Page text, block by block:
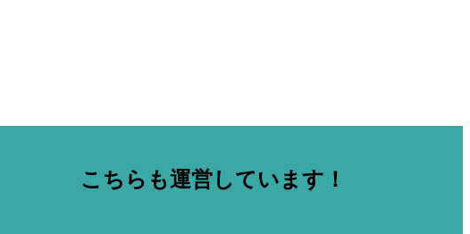
こちらも運営しています！